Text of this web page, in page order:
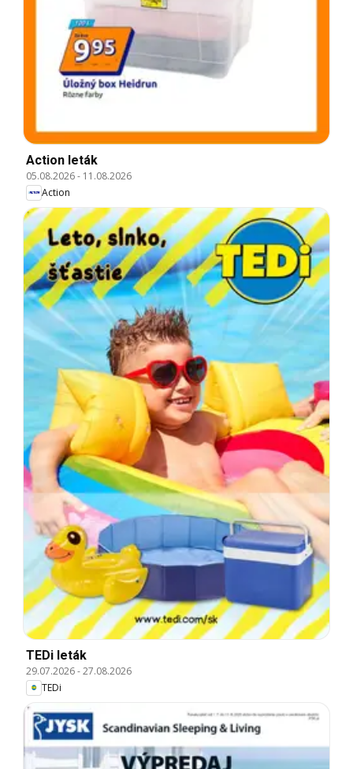
Action leták
05.08.2026- 11.08.2026
Action
TEDi leták
29.07.2026-27.08.2026
TEDi